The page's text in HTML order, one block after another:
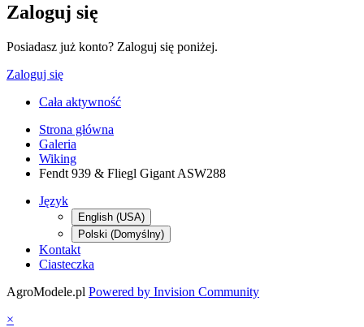
Zaloguj się
Posiadasz już konto? Zaloguj się poniżej.
Zaloguj się
Cała aktywność
Strona główna
Galeria
Wiking
Fendt 939 & Fliegl Gigant ASW288
Język
English (USA)
Polski (Domyślny)
Kontakt
Ciasteczka
AgroModele.pl Powered by Invision Community
×